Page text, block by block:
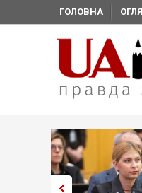
ГОЛОВНА